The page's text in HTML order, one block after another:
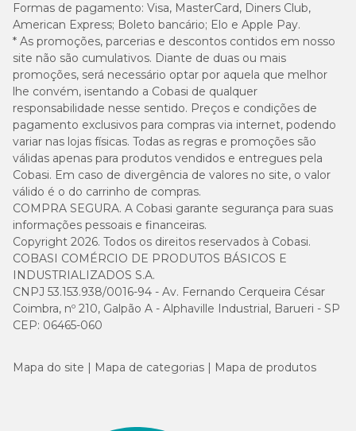
Formas de pagamento: Visa, MasterCard, Diners Club,
American Express; Boleto bancário; Elo e Apple Pay.
* As promoções, parcerias e descontos contidos em nosso
site não são cumulativos. Diante de duas ou mais
promoções, será necessário optar por aquela que melhor
lhe convém, isentando a Cobasi de qualquer
responsabilidade nesse sentido. Preços e condições de
pagamento exclusivos para compras via internet, podendo
variar nas lojas físicas. Todas as regras e promoções são
válidas apenas para produtos vendidos e entregues pela
Cobasi. Em caso de divergência de valores no site, o valor
válido é o do carrinho de compras.
COMPRA SEGURA. A Cobasi garante segurança para suas
informações pessoais e financeiras.
Copyright 2026. Todos os direitos reservados à Cobasi.
COBASI COMÉRCIO DE PRODUTOS BÁSICOS E
INDUSTRIALIZADOS S.A.
CNPJ 53.153.938/0016-94 - Av. Fernando Cerqueira César
Coimbra, nº 210, Galpão A - Alphaville Industrial, Barueri - SP
CEP: 06465-060
Mapa do site Mapa de categorias Mapa de produtos